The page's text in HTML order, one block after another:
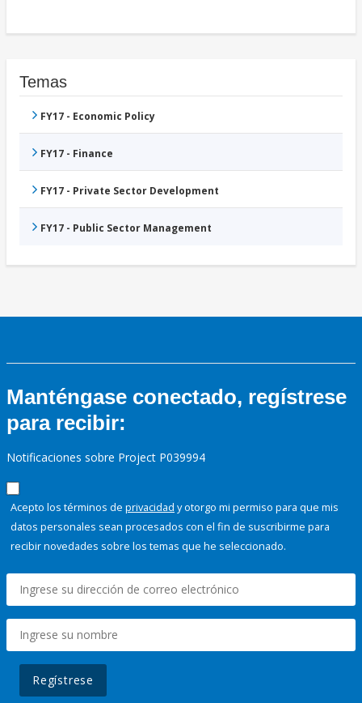
Temas
FY17 - Economic Policy
FY17 - Finance
FY17 - Private Sector Development
FY17 - Public Sector Management
Manténgase conectado, regístrese
para recibir:
Notificaciones sobre Project P039994
Acepto los términos de privacidad y otorgo mi permiso para que mis
datos personales sean procesados con el fin de suscribirme para
recibir novedades sobre los temas que he seleccionado.
Regístrese